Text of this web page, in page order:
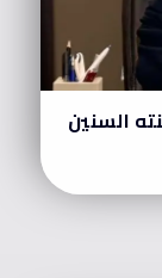
السنين